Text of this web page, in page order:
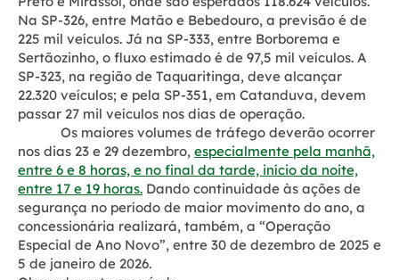
Na SP-326, entre Matão e Bebedouro, a previsão é de
225 mil veículos. Já na SP-333, entre Borborema e
Sertãozinho, o fluxo estimado é de 97,5 mil veículos. A
SP-323, na região de Taquaritinga, deve alcançar
22.320 veículos; e pela SP-351, em Catanduva, devem
passar 27 mil veículos nos dias de operação.
Os maiores volumes de tráfego deverão ocorrer
nos dias 23 e 29 dezembro, especialmente pela manhã,
entre 6 e 8 horas, e no final da tarde, início da noite,
entre 17 e 19 horas. Dando continuidade às ações de
segurança no período de maior movimento do ano, a
concessionária realizará, também, a “Operação
Especial de Ano Novo”, entre 30 de dezembro de 2025 e
5 de janeiro de 2026.